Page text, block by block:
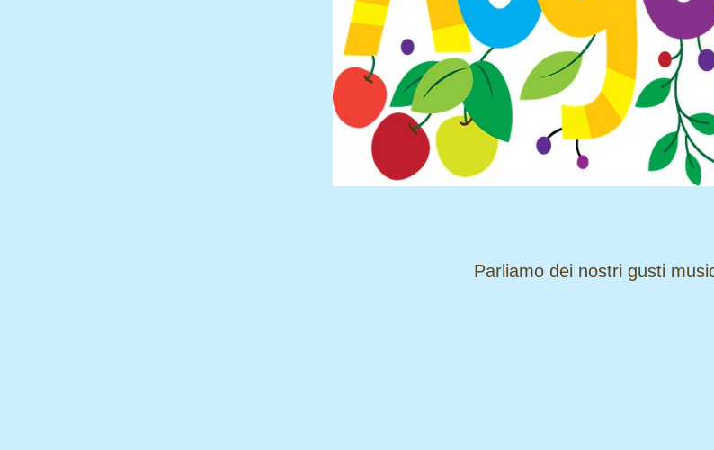
​​​​​​​Parliamo dei nostri gusti